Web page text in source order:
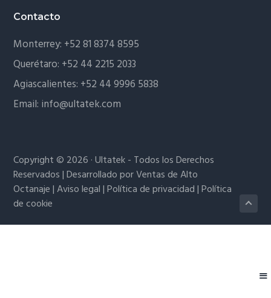
Contacto
Monterrey: +52 81 8374 8595
Querétaro: +52 44 2215 2033
Agiascalientes: +52 44 9996 5838
Email: info@ultatek.com
Copyright © 2026 · Ultatek - Todos los Derechos
Reservados | Desarrollado porVentas de Alto
Octanaje|Aviso legal|Política de privacidad|Política
de cookie